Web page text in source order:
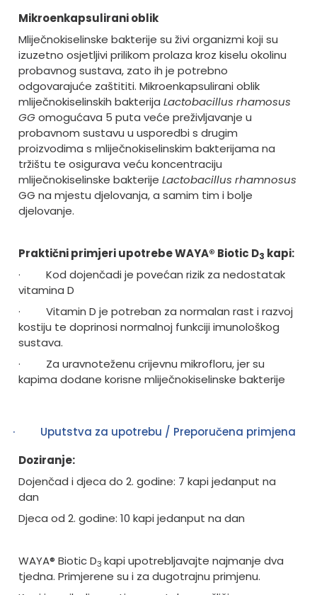
Mikroenkapsulirani oblik
Mliječnokiselinske bakterije su živi organizmi koji su
izuzetno osjetljivi prilikom prolaza kroz kiselu okolinu
probavnog sustava, zato ih je potrebno
odgovarajuće zaštititi. Mikroenkapsulirani oblik
mliječnokiselinskih bakterija Lactobacillus rhamosus
GGomogućava 5 puta veće preživljavanje u
probavnom sustavu u usporedbi s drugim
proizvodima s mliječnokiselinskim bakterijama na
tržištu te osigurava veću koncentraciju
mliječnokiselinske bakterije Lactobacillus rhamnosus
GG na mjestu djelovanja, a samim tim i bolje
djelovanje.
Praktični primjeri upotrebe WAYA® Biotic D3 kapi:
·
Kod dojenčadi je povećan rizik za nedostatak
vitamina D
·
Vitamin D je potreban za normalan rast i razvoj
kostiju te doprinosi normalnoj funkciji imunološkog
sustava.
·
Za uravnoteženu crijevnu mikrofloru, jer su
kapima dodane korisne mliječnokiselinske bakterije
·
Uputstva za upotrebu / Preporučena primjena
Doziranje:
Dojenčad i djeca do 2. godine: 7 kapi jedanput na
dan
Djeca od 2. godine: 10 kapi jedanput na dan
WAYA® Biotic D3 kapi upotrebljavajte najmanje dva
tjedna. Primjerene su i za dugotrajnu primjenu.